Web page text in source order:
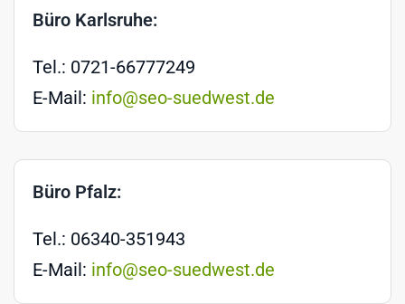
Büro Karlsruhe:
Tel.: 0721-66777249
E-Mail: info@seo-suedwest.de
Büro Pfalz:
Tel.: 06340-351943
E-Mail: info@seo-suedwest.de